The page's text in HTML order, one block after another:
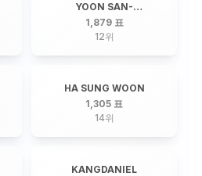
YOON SAN-
HA(ASTRO)
1,879 표
12위
HA SUNG WOON
1,305 표
14위
KANGDANIEL